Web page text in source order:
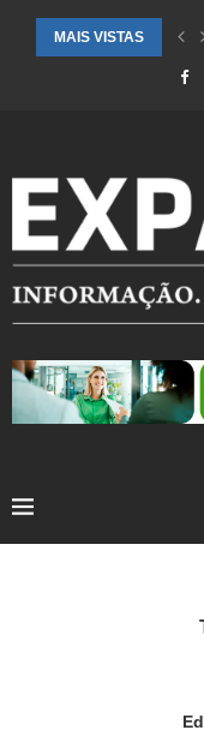
MAIS VISTAS
CIDADES ATENDIDAS